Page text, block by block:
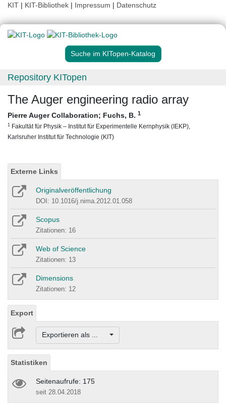
KIT | KIT-Bibliothek | Impressum | Datenschutz
Suche im KITopen-Katalog
Repository KITopen
The Auger engineering radio array
Pierre Auger Collaboration; Fuchs, B. 1
1 Fakultät für Physik – Institut für Experimentelle Kernphysik (IEKP),
Karlsruher Institut für Technologie (KIT)
Externe Links
Originalveröffentlichung
DOI: 10.1016/j.nima.2012.01.058
Scopus
Zitationen: 16
Web of Science
Zitationen: 13
Dimensions
Zitationen: 12
Export
Exportieren als ...
Statistiken
Seitenaufrufe: 175
seit 28.04.2018